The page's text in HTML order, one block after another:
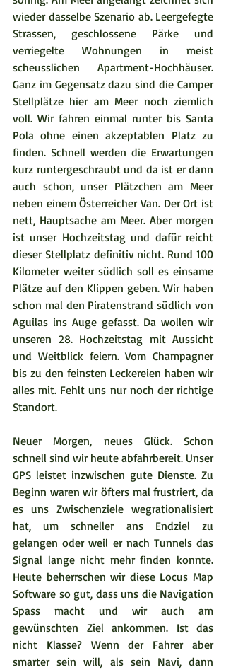
wieder dasselbe Szenario ab. Leergefegte
Strassen, geschlossene Pärke und
verriegelte Wohnungen in meist
scheusslichen Apartment-Hochhäuser.
Ganz im Gegensatz dazu sind die Camper
Stellplätze hier am Meer noch ziemlich
voll. Wir fahren einmal runter bis Santa
Pola ohne einen akzeptablen Platz zu
finden. Schnell werden die Erwartungen
kurz runtergeschraubt und da ist er dann
auch schon, unser Plätzchen am Meer
neben einem Österreicher Van. Der Ort ist
nett, Hauptsache am Meer. Aber morgen
ist unser Hochzeitstag und dafür reicht
dieser Stellplatz definitiv nicht. Rund 100
Kilometer weiter südlich soll es einsame
Plätze auf den Klippen geben. Wir haben
schon mal den Piratenstrand südlich von
Aguilas ins Auge gefasst. Da wollen wir
unseren 28. Hochzeitstag mit Aussicht
und Weitblick feiern. Vom Champagner
bis zu den feinsten Leckereien haben wir
alles mit. Fehlt uns nur noch der richtige
Standort.
Neuer Morgen, neues Glück. Schon
schnell sind wir heute abfahrbereit. Unser
GPS leistet inzwischen gute Dienste. Zu
Beginn waren wir öfters mal frustriert, da
es uns Zwischenziele wegrationalisiert
hat, um schneller ans Endziel zu
gelangen oder weil er nach Tunnels das
Signal lange nicht mehr finden konnte.
Heute beherrschen wir diese Locus Map
Software so gut, dass uns die Navigation
Spass macht und wir auch am
gewünschten Ziel ankommen. Ist das
nicht Klasse? Wenn der Fahrer aber
smarter sein will, als sein Navi, dann